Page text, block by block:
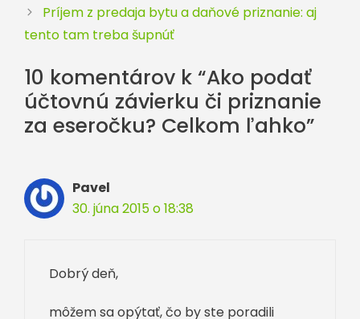
Príjem z predaja bytu a daňové priznanie: aj
tento tam treba šupnúť
10 komentárov k “Ako podať
účtovnú závierku či priznanie
za eseročku? Celkom ľahko”
Pavel
30. júna 2015 o 18:38
Dobrý deň,
môžem sa opýtať, čo by ste poradili